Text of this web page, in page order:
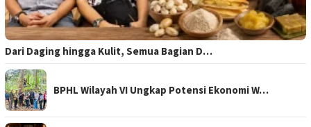
Dari Daging hingga Kulit, Semua Bagian D…
BPHL Wilayah VI Ungkap Potensi Ekonomi W…